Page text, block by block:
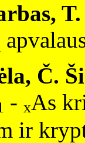
Č.
- xAs
ir